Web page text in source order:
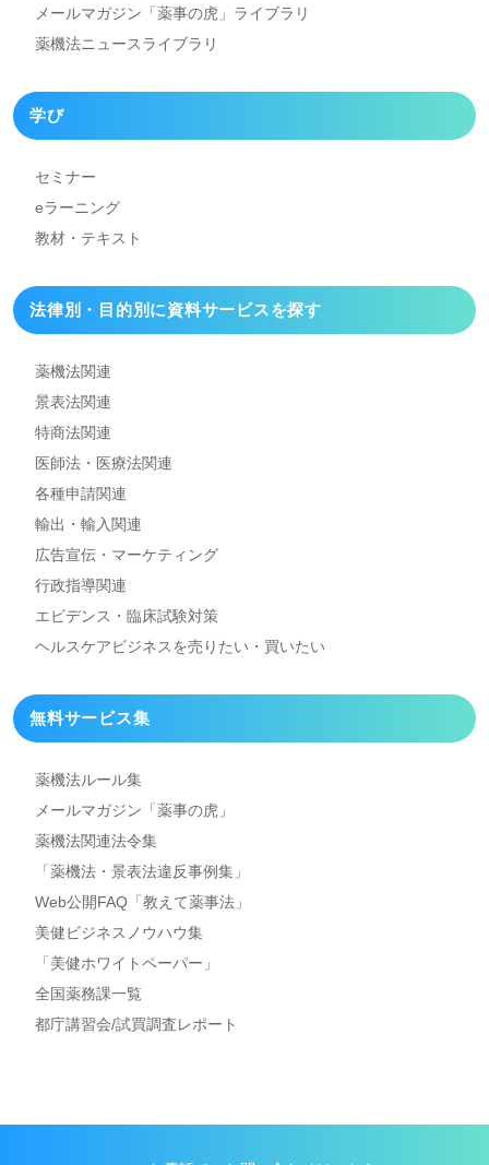
メールマガジン「薬事の虎」 ライブラリ
薬機法ニュースライブラリ
学び
セミナー
eラーニング
教材・テキスト
法律別・目的別に資料サービスを探す
薬機法関連
景表法関連
特商法関連
医師法・医療法関連
各種申請関連
輸出・輸入関連
広告宣伝・マーケティング
行政指導関連
エビデンス・臨床試験対策
ヘルスケアビジネスを売りたい・買いたい
無料サービス集
薬機法ルール集
メールマガジン「薬事の虎」
薬機法関連法令集
「薬機法・景表法違反事例集」
Web公開FAQ「教えて薬事法」
美健ビジネスノウハウ集
「美健ホワイトペーパー」
全国薬務課一覧
都庁講習会/試買調査レポート